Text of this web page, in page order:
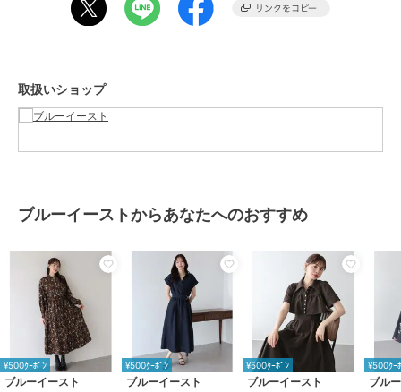
【STYLING】
クリアサンダルやかごバッグなどの季節感のあるアイテムを合わせて
夏らしいコーディネートが◎
ティアードスカート
117cm/125cm着丈2サイズ展開
※M/Lは丈の違いのみです。
【M/L】
身幅：52/52
肩幅：41/41
着丈：117/125
そで丈：17.5/17.5
取扱いショップ
ブルーイーストからあなたへのおすすめ
¥500ｸｰﾎﾟﾝ
ブルーイースト
¥500ｸｰﾎﾟﾝ
ブルーイースト
¥500ｸｰﾎﾟﾝ
ブルーイースト
¥500ｸｰ
ブル